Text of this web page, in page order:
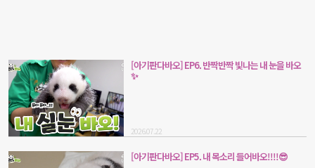
[아기판다바오] EP6. 반짝반짝 빛나는 내 눈을 바오
✨
2026.07.22
[아기판다바오] EP5. 내 목소리 들어바오!!!!😎